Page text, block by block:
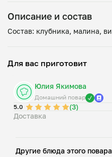
Описание и состав
Для вас приготовит
Юлия Якимова
Домашний повар
5.0
(3)
Доставка
Другие блюда этого повара